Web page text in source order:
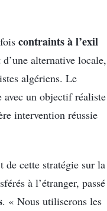
contraints à l’exil
alternative locale,
algériens. Le
avec un objectif réaliste
intervention réussie
cette stratégie sur la
à l’étranger, passé
. « Nous utiliserons les